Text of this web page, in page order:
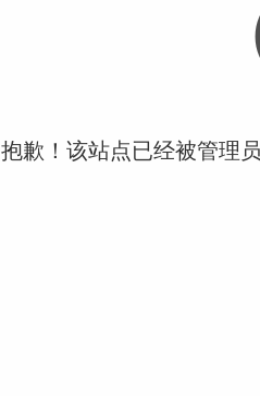
抱歉！该站点已经被管理